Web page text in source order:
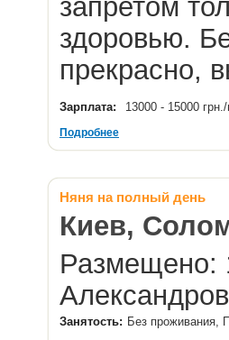
запретом
здоровью.
прекрасно,
Зарплата: 13000 - 15000
Подробнее
Няня на полный день
Киев,
Размещено:
Занятость: Без проживания,